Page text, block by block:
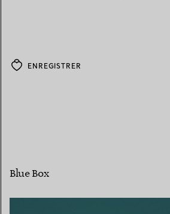
ENREGISTRER
Blue Box